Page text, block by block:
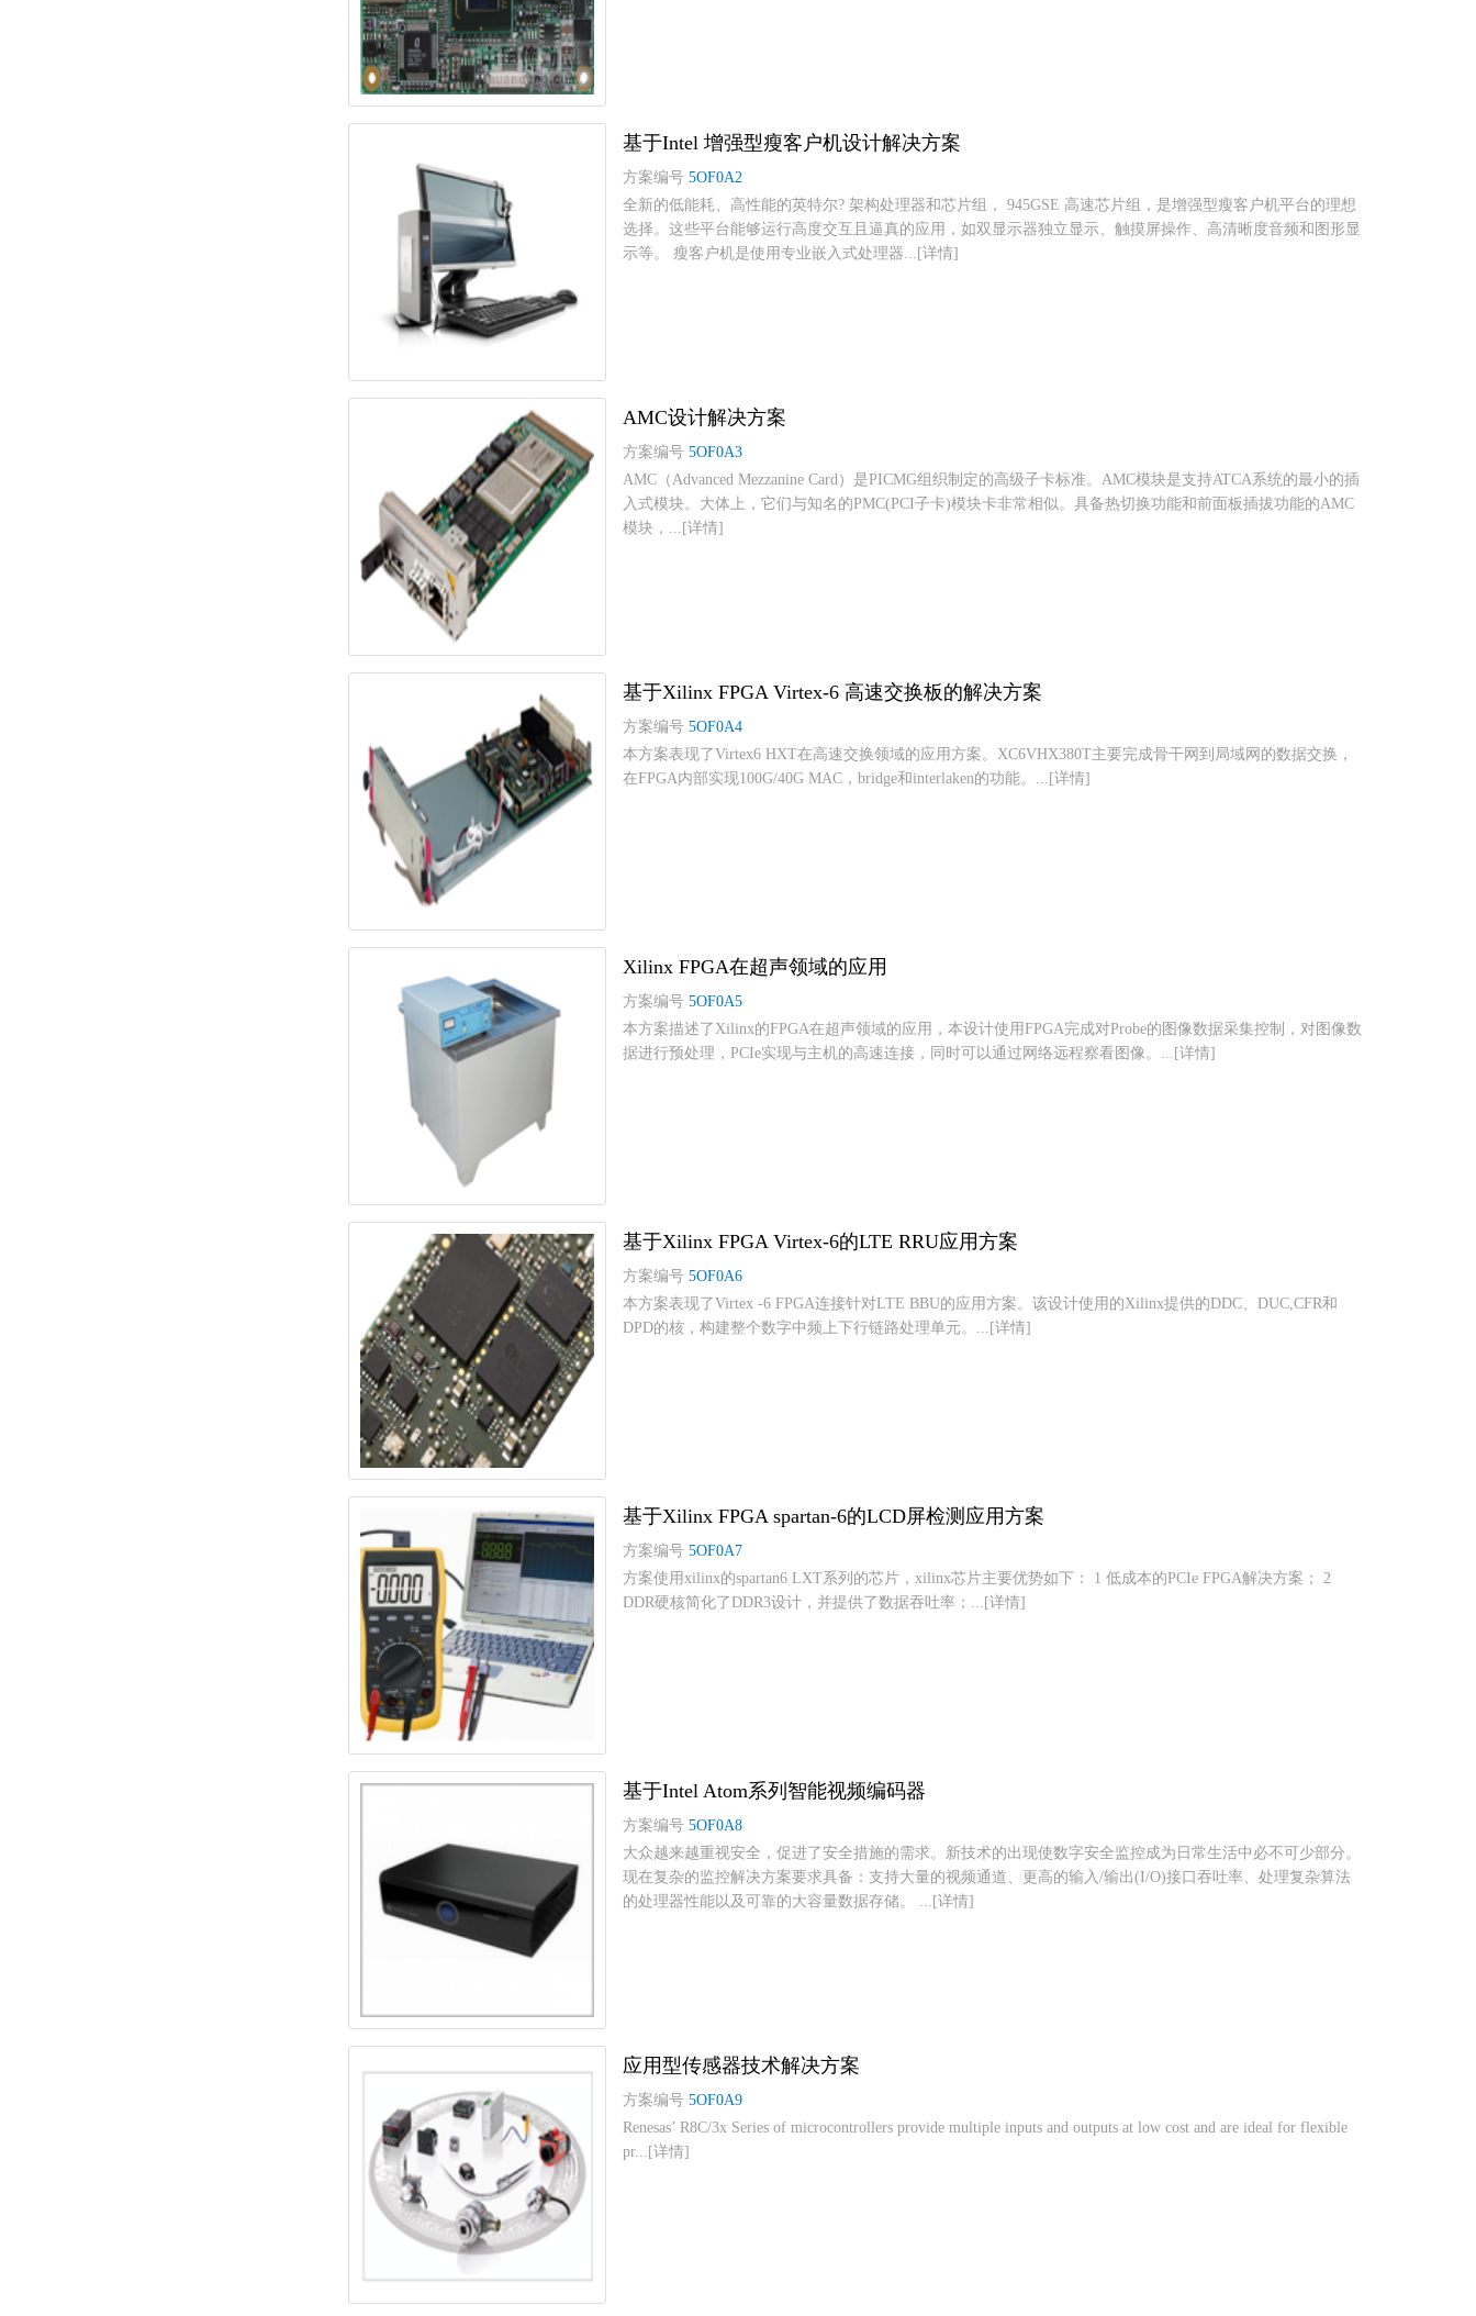
基于Intel 增强型瘦客户机设计解决方案
方案编号 5OF0A2
全新的低能耗、高性能的英特尔? 架构处理器和芯片组， 945GSE 高速芯片组，是增强型瘦客户机平台的理想
选择。这些平台能够运行高度交互且逼真的应用，如双显示器独立显示、触摸屏操作、高清晰度音频和图形显
示等。 瘦客户机是使用专业嵌入式处理器...[详情]
AMC设计解决方案
方案编号 5OF0A3
AMC（Advanced Mezzanine Card）是PICMG组织制定的高级子卡标准。AMC模块是支持ATCA系统的最小的插
入式模块。大体上，它们与知名的PMC(PCI子卡)模块卡非常相似。具备热切换功能和前面板插拔功能的AMC
模块，...[详情]
基于Xilinx FPGA Virtex-6 高速交换板的解决方案
方案编号 5OF0A4
本方案表现了Virtex6 HXT在高速交换领域的应用方案。XC6VHX380T主要完成骨干网到局域网的数据交换，
在FPGA内部实现100G/40G MAC，bridge和interlaken的功能。...[详情]
Xilinx FPGA在超声领域的应用
方案编号 5OF0A5
本方案描述了Xilinx的FPGA在超声领域的应用，本设计使用FPGA完成对Probe的图像数据采集控制，对图像数
据进行预处理，PCIe实现与主机的高速连接，同时可以通过网络远程察看图像。...[详情]
基于Xilinx FPGA Virtex-6的LTE RRU应用方案
方案编号 5OF0A6
本方案表现了Virtex -6 FPGA连接针对LTE BBU的应用方案。该设计使用的Xilinx提供的DDC、DUC,CFR和
DPD的核，构建整个数字中频上下行链路处理单元。...[详情]
基于Xilinx FPGA spartan-6的LCD屏检测应用方案
方案编号 5OF0A7
方案使用xilinx的spartan6 LXT系列的芯片，xilinx芯片主要优势如下： 1 低成本的PCIe FPGA解决方案； 2
DDR硬核简化了DDR3设计，并提供了数据吞吐率；...[详情]
基于Intel Atom系列智能视频编码器
方案编号 5OF0A8
大众越来越重视安全，促进了安全措施的需求。新技术的出现使数字安全监控成为日常生活中必不可少部分。
现在复杂的监控解决方案要求具备：支持大量的视频通道、更高的输入/输出(I/O)接口吞吐率、处理复杂算法
的处理器性能以及可靠的大容量数据存储。 ...[详情]
应用型传感器技术解决方案
方案编号 5OF0A9
Renesas’ R8C/3x Series of microcontrollers provide multiple inputs and outputs at low cost and are ideal for flexible
pr...[详情]